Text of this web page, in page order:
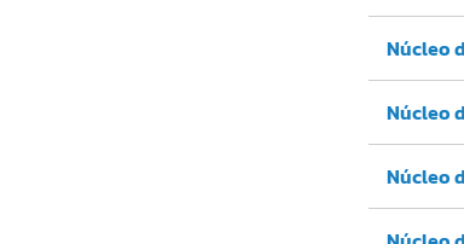
Núcleo
Núcleo
Núcleo